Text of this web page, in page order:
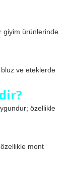
giyim ürünlerinde
ve eteklerde
özellikle
mont